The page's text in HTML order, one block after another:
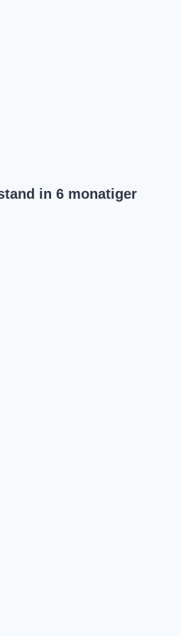
in 6 monatiger